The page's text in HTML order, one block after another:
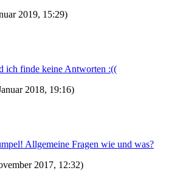
2019, 15:29)
ich finde keine Antworten :((
2018, 19:16)
Allgemeine Fragen wie und was?
2017, 12:32)